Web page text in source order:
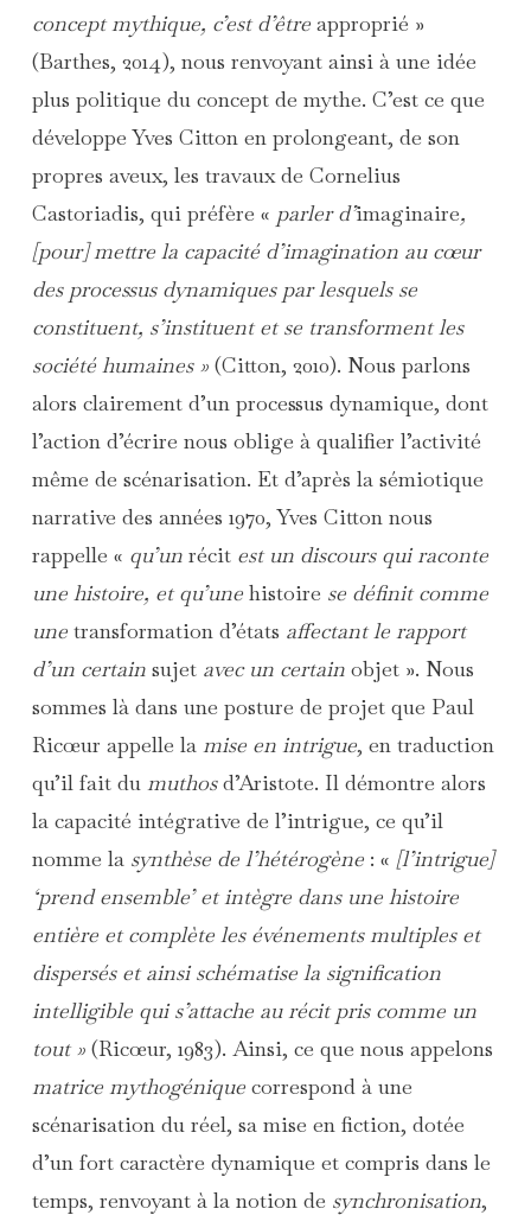
concept mythique, c’est d’être approprié »
(Barthes, 2014), nous renvoyant ainsi à une idée
plus politique du concept de mythe. C’est ce que
développe Yves Citton en prolongeant, de son
propres aveux, les travaux de Cornelius
Castoriadis, qui préfère « parler d’imaginaire,
[pour] mettre la capacité d’imagination au cœur
des processus dynamiques par lesquels se
constituent, s’instituent et se transforment les
société humaines »(Citton, 2010). Nous parlons
alors clairement d’un processus dynamique, dont
l’action d’écrire nous oblige à qualifier l’activité
même de scénarisation. Et d’après la sémiotique
narrative des années 1970, Yves Citton nous
rappelle « qu’un récit est un discours qui raconte
une histoire, et qu’une histoire se définit comme
une transformation d’états affectant le rapport
d’un certain sujet avec un certain objet ». Nous
sommes là dans une posture de projet que Paul
Ricœur appelle la mise en intrigue, en traduction
qu’il fait du muthosd’Aristote. Il démontre alors
la capacité intégrative de l’intrigue, ce qu’il
nomme la synthèse de l’hétérogène : « [l’intrigue]
‘prend ensemble’ et intègre dans une histoire
entière et complète les événements multiples et
dispersés et ainsi schématise la signification
intelligible qui s’attache au récit pris comme un
tout »(Ricœur, 1983). Ainsi, ce que nous appelons
matrice mythogéniquecorrespond à une
scénarisation du réel, sa mise en fiction, dotée
d’un fort caractère dynamique et compris dans le
temps, renvoyant à la notion de synchronisation,